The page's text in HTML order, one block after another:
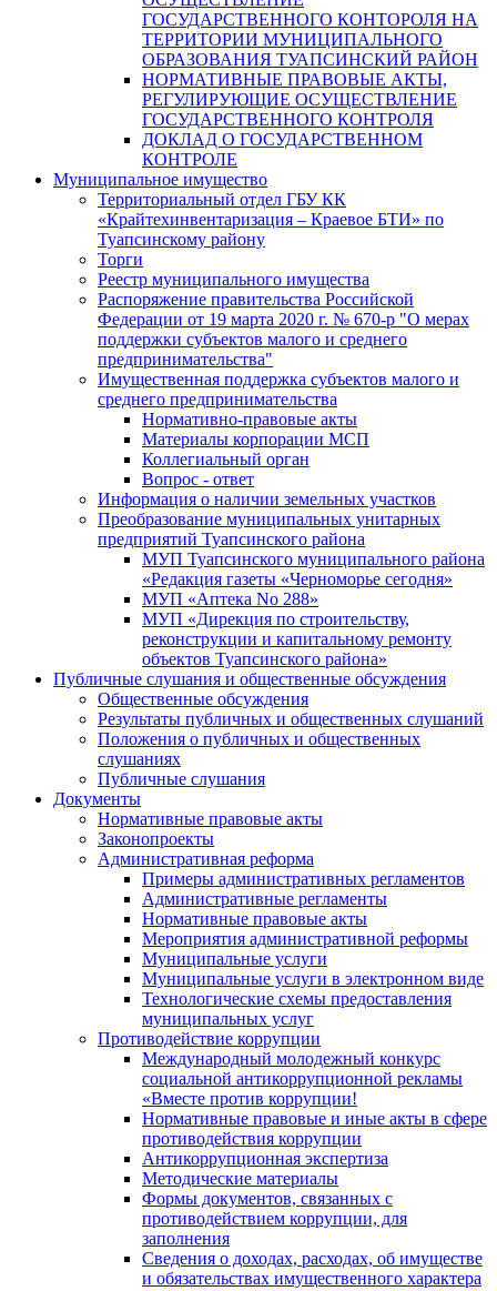
ГОСУДАРСТВЕННОГО КОНТОРОЛЯ НА
ТЕРРИТОРИИ МУНИЦИПАЛЬНОГО
ОБРАЗОВАНИЯ ТУАПСИНСКИЙ РАЙОН
НОРМАТИВНЫЕ ПРАВОВЫЕ АКТЫ,
РЕГУЛИРУЮЩИЕ ОСУЩЕСТВЛЕНИЕ
ГОСУДАРСТВЕННОГО КОНТРОЛЯ
ДОКЛАД О ГОСУДАРСТВЕННОМ
КОНТРОЛЕ
Муниципальное имущество
Территориальный отдел ГБУ КК
«Крайтехинвентаризация – Краевое БТИ» по
Туапсинскому району
Торги
Реестр муниципального имущества
Распоряжение правительства Российской
Федерации от 19 марта 2020 г. № 670-р "О мерах
поддержки субъектов малого и среднего
предпринимательства"
Имущественная поддержка субъектов малого и
среднего предпринимательства
Нормативно-правовые акты
Материалы корпорации МСП
Коллегиальный орган
Вопрос - ответ
Информация о наличии земельных участков
Преобразование муниципальных унитарных
предприятий Туапсинского района
МУП Туапсинского муниципального района
«Редакция газеты «Черноморье сегодня»
МУП «Аптека No 288»
МУП «Дирекция по строительству,
реконструкции и капитальному ремонту
объектов Туапсинского района»
Публичные слушания и общественные обсуждения
Общественные обсуждения
Результаты публичных и общественных слушаний
Положения о публичных и общественных
слушаниях
Публичные слушания
Документы
Нормативные правовые акты
Законопроекты
Административная реформа
Примеры административных регламентов
Административные регламенты
Нормативные правовые акты
Мероприятия административной реформы
Муниципальные услуги
Муниципальные услуги в электронном виде
Технологические схемы предоставления
муниципальных услуг
Противодействие коррупции
Международный молодежный конкурс
социальной антикоррупционной рекламы
«Вместе против коррупции!
Нормативные правовые и иные акты в сфере
противодействия коррупции
Антикоррупционная экспертиза
Методические материалы
Формы документов, связанных с
противодействием коррупции, для
заполнения
Сведения о доходах, расходах, об имуществе
и обязательствах имущественного характера